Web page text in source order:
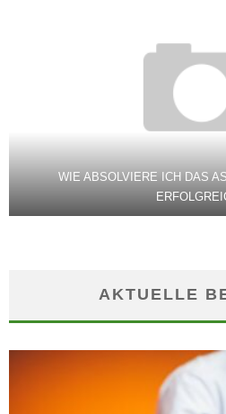
WIE ABSOLVIERE ICH DAS
AKTUELLE